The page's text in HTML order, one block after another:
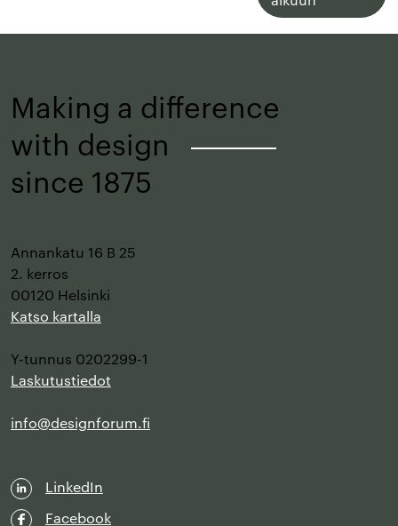
sivun
Making a difference
with design
since 1875
Annankatu 16 B 25
2. kerros
00120 Helsinki
Katso kartalla
Y-tunnus 0202299-1
Laskutustiedot
info@designforum.fi
LinkedIn
Facebook